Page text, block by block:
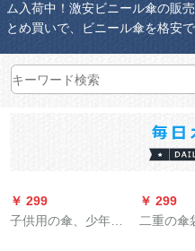
ム入荷中！激安ビニール傘の販
とめ買いで、ビニール傘を格安
￥ 299
子供用の傘、少年用
￥ 299
二重の傘